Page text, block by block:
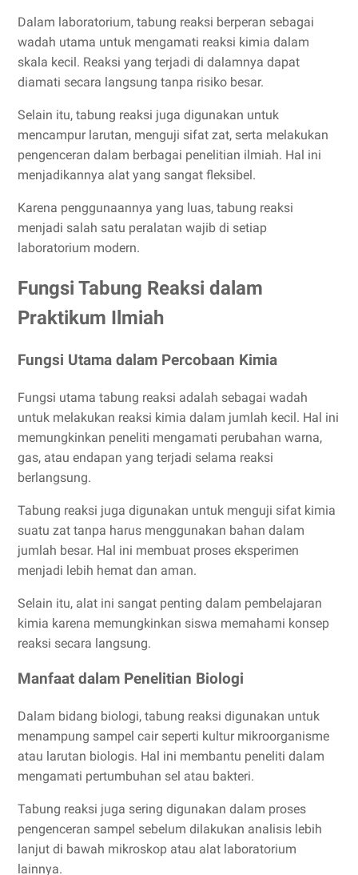
Dalam laboratorium, tabung reaksi berperan sebagai
wadah utama untuk mengamati reaksi kimia dalam
skala kecil. Reaksi yang terjadi di dalamnya dapat
diamati secara langsung tanpa risiko besar.
Selain itu, tabung reaksi juga digunakan untuk
mencampur larutan, menguji sifat zat, serta melakukan
pengenceran dalam berbagai penelitian ilmiah. Hal ini
menjadikannya alat yang sangat fleksibel.
Karena penggunaannya yang luas, tabung reaksi
menjadi salah satu peralatan wajib di setiap
laboratorium modern.
Fungsi Tabung Reaksi dalam
Praktikum Ilmiah
Fungsi Utama dalam Percobaan Kimia
Fungsi utama tabung reaksi adalah sebagai wadah
untuk melakukan reaksi kimia dalam jumlah kecil. Hal ini
memungkinkan peneliti mengamati perubahan warna,
gas, atau endapan yang terjadi selama reaksi
berlangsung.
Tabung reaksi juga digunakan untuk menguji sifat kimia
suatu zat tanpa harus menggunakan bahan dalam
jumlah besar. Hal ini membuat proses eksperimen
menjadi lebih hemat dan aman.
Selain itu, alat ini sangat penting dalam pembelajaran
kimia karena memungkinkan siswa memahami konsep
reaksi secara langsung.
Manfaat dalam Penelitian Biologi
Dalam bidang biologi, tabung reaksi digunakan untuk
menampung sampel cair seperti kultur mikroorganisme
atau larutan biologis. Hal ini membantu peneliti dalam
mengamati pertumbuhan sel atau bakteri.
Tabung reaksi juga sering digunakan dalam proses
pengenceran sampel sebelum dilakukan analisis lebih
lanjut di bawah mikroskop atau alat laboratorium
lainnya.